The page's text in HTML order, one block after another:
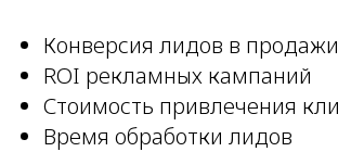
Конверсия лидов в продажи
ROI рекламных кампаний
Стоимость привлечения
Время обработки лидов